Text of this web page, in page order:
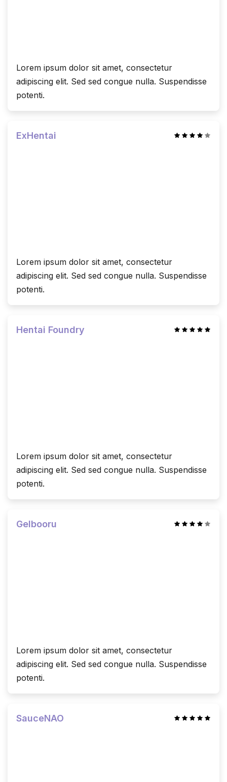
Lorem ipsum dolor sit amet, consectetur
adipiscing elit. Sed sed congue nulla. Suspendisse
potenti.
ExHentai
Lorem ipsum dolor sit amet, consectetur
adipiscing elit. Sed sed congue nulla. Suspendisse
potenti.
Hentai Foundry
Lorem ipsum dolor sit amet, consectetur
adipiscing elit. Sed sed congue nulla. Suspendisse
potenti.
Gelbooru
Lorem ipsum dolor sit amet, consectetur
adipiscing elit. Sed sed congue nulla. Suspendisse
potenti.
SauceNAO